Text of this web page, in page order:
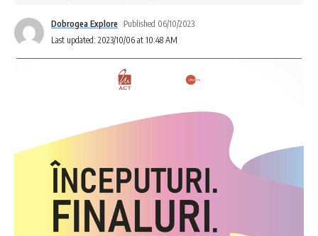
Last updated: 2023/10/06 at 10:48 AM
Dobrogea Explore Published 06/10/2023